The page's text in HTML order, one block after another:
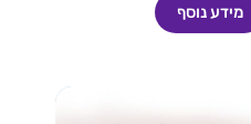
מידע נוסף